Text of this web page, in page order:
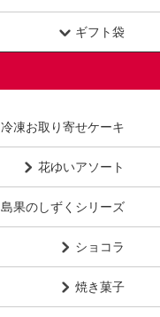
ギフト袋
冷凍お取り寄せケーキ
花ゆいアソート
島果のしずくシリーズ
ショコラ
焼き菓子